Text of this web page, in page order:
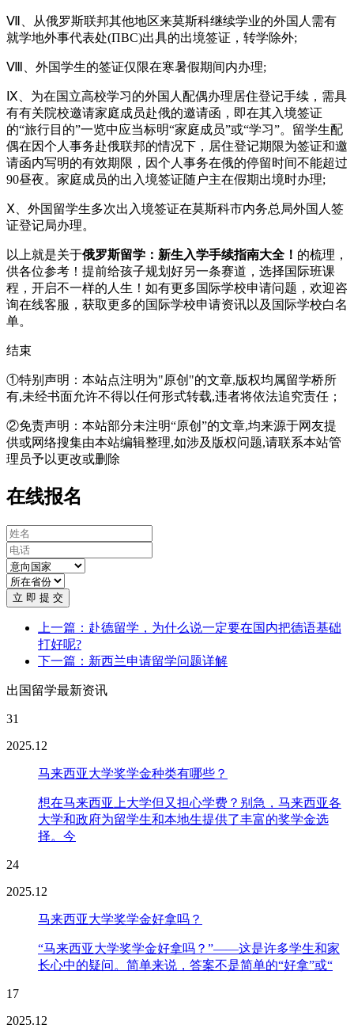
Ⅶ、从俄罗斯联邦其他地区来莫斯科继续学业的外国人需有
就学地外事代表处(ПВС)出具的出境签证，转学除外;
Ⅷ、外国学生的签证仅限在寒暑假期间内办理;
Ⅸ、为在国立高校学习的外国人配偶办理居住登记手续，需具
有有关院校邀请家庭成员赴俄的邀请函，即在其入境签证
的“旅行目的”一览中应当标明“家庭成员”或“学习”。留学生配
偶在因个人事务赴俄联邦的情况下，居住登记期限为签证和邀
请函内写明的有效期限，因个人事务在俄的停留时间不能超过
90昼夜。家庭成员的出入境签证随户主在假期出境时办理;
Ⅹ、外国留学生多次出入境签证在莫斯科市内务总局外国人签
证登记局办理。
以上就是关于俄罗斯留学：新生入学手续指南大全！ 的梳理，
供各位参考！提前给孩子规划好另一条赛道，选择国际班课
程，开启不一样的人生！如有更多国际学校申请问题，欢迎咨
询在线客服 ，获取更多的国际学校申请资讯以及国际学校白名
单。
结束
①特别声明：本站点注明为"原创"的文章,版权均属留学桥所
有,未经书面允许不得以任何形式转载,违者将依法追究责任；
②免责声明：本站部分未注明“原创”的文章,均来源于网友提
供或网络搜集由本站编辑整理,如涉及版权问题,请联系本站管
理员予以更改或删除
在线报名
立 即 提 交
上一篇：赴德留学，为什么说一定要在国内把德语基础
打好呢?
下一篇：新西兰申请留学问题详解
出国留学最新资讯
31
2025.12
马来西亚大学奖学金种类有哪些？
想在马来西亚上大学但又担心学费？别急，马来西亚各
大学和政府为留学生和本地生提供了丰富的奖学金选
择。今
24
2025.12
马来西亚大学奖学金好拿吗？
“马来西亚大学奖学金好拿吗？”——这是许多学生和家
长心中的疑问。简单来说，答案不是简单的“好拿”或“
17
2025.12